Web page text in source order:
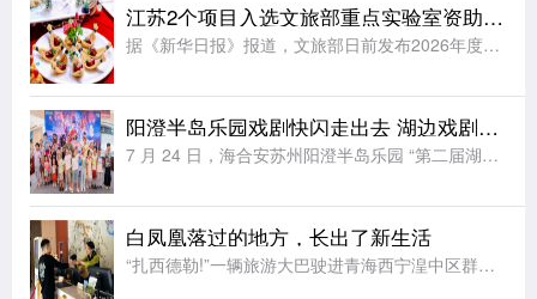
江苏2个项目入选文旅部重点实验室资助项目立项名单
据《新华日报》报道，文旅部日前发布2026年度文旅部重点实验室资助项目立项名单，全国共有12个项目入选，来自江苏的2个项目位列其中。文旅部重点实验室资助项目是文旅部核心科研专项，重点支持实验室开展非遗
阳澄半岛乐园戏剧快闪走出去 湖边戏剧节解锁夏日文旅新玩法
7 月 24 日，海合安苏州阳澄半岛乐园 “第二届湖边戏剧节” 快闪活动登陆苏州工业园区，以行进式巡游搭配定点互动的创新形式，将非遗戏剧展演从乐园剧场延伸至城市公共空间，为市民带来零距离、沉浸式的传统
白凤凰落过的地方，长出了新生活
“扎西德勒!”一辆旅游大巴驶进青海西宁湟中区群加国家森林公园，车门打开，“云上群加·金陵山水”露营基地工作人员切桑卓玛迎上前，为客人们献上洁白的哈达。七月的高原，山风裹着草木清甜。山野间，露营基地建设